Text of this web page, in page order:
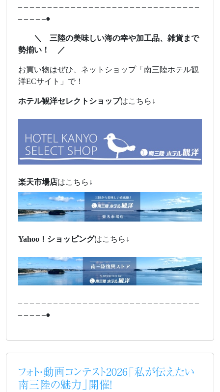
– – – – – – – – – – – – – – – – – – – – – – – – – – – – – – –
– – – – –●
＼ 三陸の美味しい海の幸や加工品、雑貨まで
勢揃い！ ／
お買い物はぜひ、ネットショップ「南三陸ホテル観
洋ECサイト」で！
ホテル観洋セレクトショップはこちら↓
楽天市場店はこちら↓
Yahoo！ ショッピングはこちら↓
– – – – – – – – – – – – – – – – – – – – – – – – – – – – – – –
– – – – –●
フォト・動画コンテスト2026「私が伝えたい
南三陸の魅力」開催！